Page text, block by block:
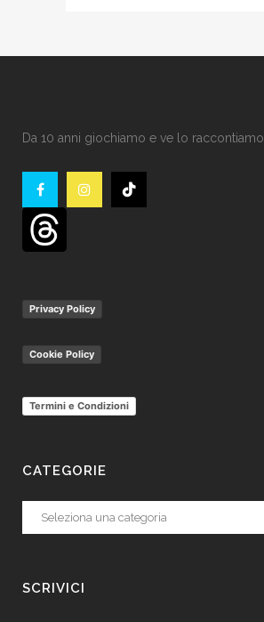
Da 10 anni giochiamo e ve lo raccontiamo.
Privacy Policy
Cookie Policy
Termini e Condizioni
CATEGORIE
Categorie
SCRIVICI